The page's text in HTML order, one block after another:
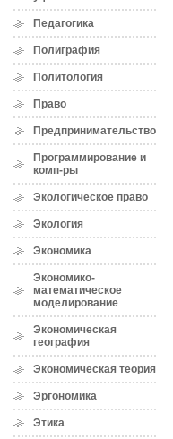
Педагогика
Полиграфия
Политология
Право
Предпринимательство
Программирование и
комп-ры
Экологическое право
Экология
Экономика
Экономико-
математическое
моделирование
Экономическая
география
Экономическая теория
Эргономика
Этика